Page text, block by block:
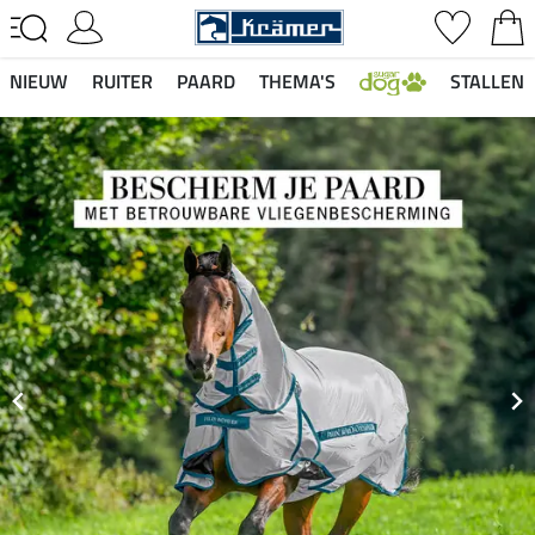
NIEUW RUITER PAARD THEMA'S STALLEN